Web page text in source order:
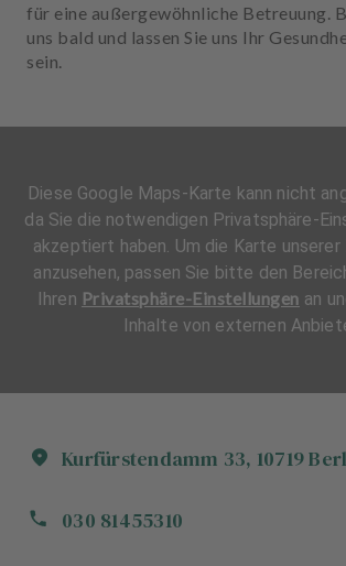
für eine außergewöhnliche Betreuung.
uns bald und lassen Sie uns Ihr
sein.
Kurfürstendamm 33, 10719
030 81455310
Diese Google Maps-Karte kann nicht
da Sie die notwendigen Privatsphäre-
akzeptiert haben. Um die Karte unserer
anzusehen, passen Sie bitte den
Ihren Privatsphäre-Einstellungen an
Inhalte von externen